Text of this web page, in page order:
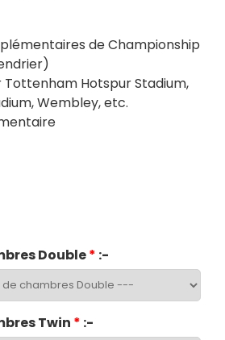
de Championship
Tottenham Hotspur Stadium,
Wembley, etc.
Double* :-
Twin * :-